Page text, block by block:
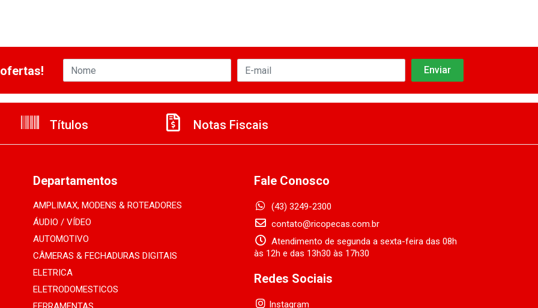
Títulos Notas Fiscais
Departamentos
AMPLIMAX, MODENS & ROTEADORES
ÁUDIO / VÍDEO
AUTOMOTIVO
CÂMERAS & FECHADURAS DIGITAIS
ELETRICA
ELETRODOMESTICOS
Fale Conosco
(43) 3249-2300
contato@ricopecas.com.br
Atendimento de segunda a sexta-feira das 08h
às 12h e das 13h30 às 17h30
Redes Sociais
Instagram